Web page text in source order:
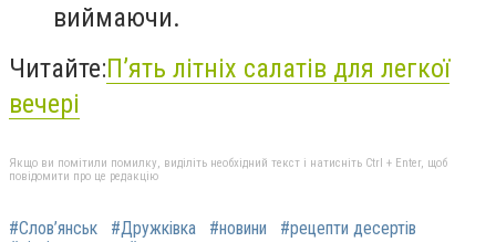
виймаючи.
Читайте:П’ять літніх салатів для легкої
вечері
Якщо ви помітили помилку, виділіть необхідний текст і натисніть Ctrl + Enter, щоб
повідомити про це редакцію
#Слов’янськ #Дружківка #новини
#рецепти десертів